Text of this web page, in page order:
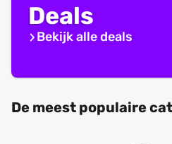
Deals
Bekijk alle deals
De meest populaire